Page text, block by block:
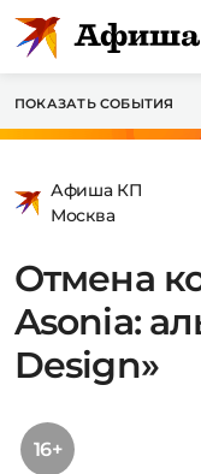
ПОКАЗАТЬ СОБЫТИЯ
Афиша КП
Москва
Отмена
Asonia:
Design»
16+